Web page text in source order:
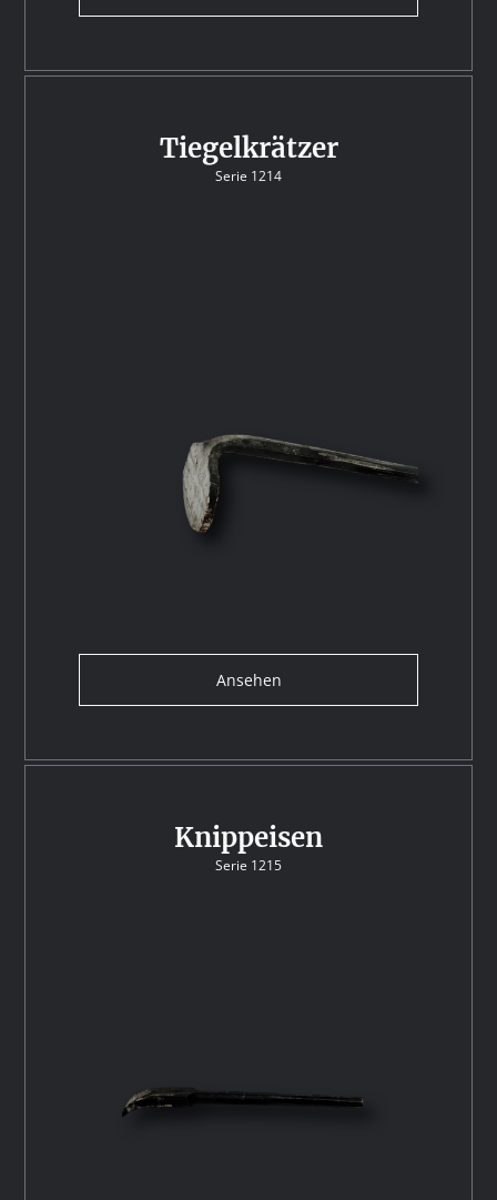
Tiegelkrätzer
Serie 1214
Ansehen
Knippeisen
Serie 1215